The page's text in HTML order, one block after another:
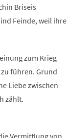
Briseis
Feinde, weil ihre
zum Krieg
führen. Grund
Liebe zwischen
zählt.
Vermittlung von